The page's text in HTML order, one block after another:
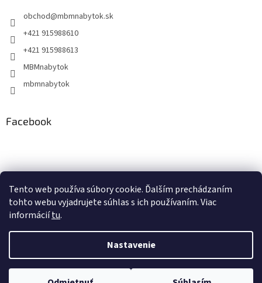
Tento web používa súbory cookie. Ďalším prechádzaním
tohto webu vyjadrujete súhlas s ich používaním. Viac
informáciítu.
Nastavenie
obchod@mbmnabytok.sk
+421 915988610
+421 915988613
MBMnabytok
mbmnabytok
Facebook
0KS / €0
Vytvoril Shoptet &